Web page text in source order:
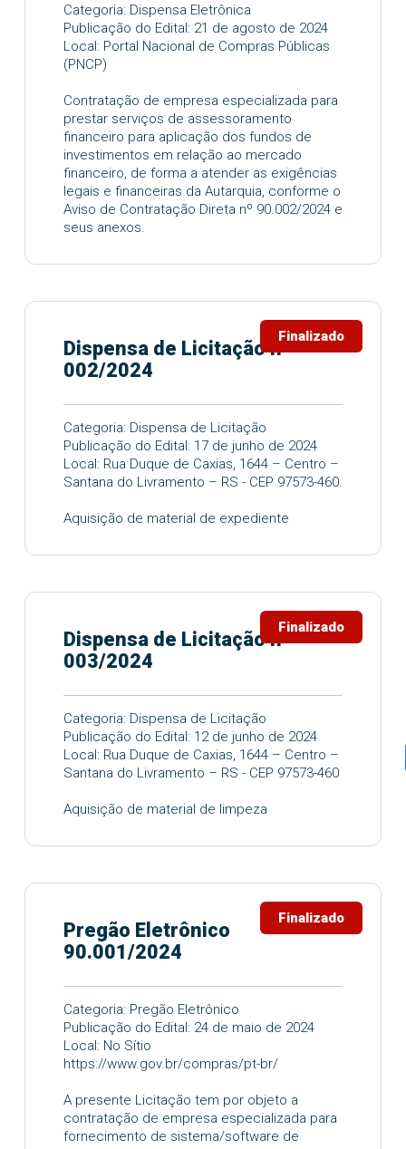
Categoria: Dispensa Eletrônica
Publicação do Edital: 21 de agosto de 2024
Local: Portal Nacional de Compras Públicas
(PNCP)
Contratação de empresa especializada para
prestar serviços de assessoramento
financeiro para aplicação dos fundos de
investimentos em relação ao mercado
financeiro, de forma a atender as exigências
legais e financeiras da Autarquia, conforme o
Aviso de Contratação Direta nº 90.002/2024 e
seus anexos.
Dispensa de Licitação n°
002/2024
Categoria: Dispensa de Licitação
Publicação do Edital: 17 de junho de 2024
Local: Rua Duque de Caxias, 1644 – Centro –
Santana do Livramento – RS - CEP 97573-460.
Aquisição de material de expediente
Finalizado
Dispensa de Licitação n°
003/2024
Categoria: Dispensa de Licitação
Publicação do Edital: 12 de junho de 2024
Local: Rua Duque de Caxias, 1644 – Centro –
Santana do Livramento – RS - CEP 97573-460
Aquisição de material de limpeza
Finalizado
Pregão Eletrônico
90.001/2024
Categoria: Pregão Eletrônico
Publicação do Edital: 24 de maio de 2024
Local: No Sítio
https://www.gov.br/compras/pt-br/
A presente Licitação tem por objeto a
contratação de empresa especializada para
fornecimento de sistema/software de
Finalizado